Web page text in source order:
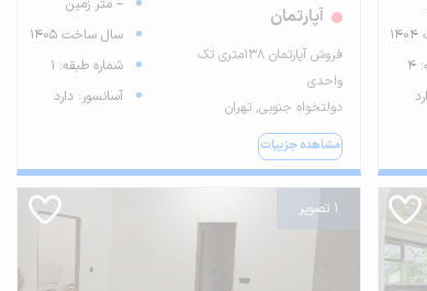
4
آپارتمان
فروش آپارتمان 138متری تک
واحدی
دولتخواه جنوبی, تهران
مشاهده جزییات
-- متر زمین
سال ساخت 1405
شماره طبقه: 1
آسانسور: دارد
1 تصویر